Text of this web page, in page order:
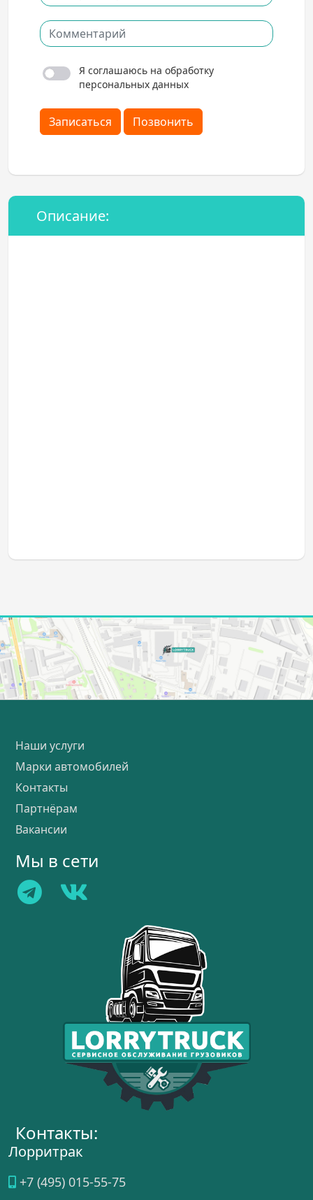
Я соглашаюсь на обработку
персональных данных
Записаться Позвонить
Описание:
Наши услуги
Марки автомобилей
Контакты
Партнёрам
Вакансии
Мы в сети
Контакты:
Лорритрак
+7 (495) 015-55-75